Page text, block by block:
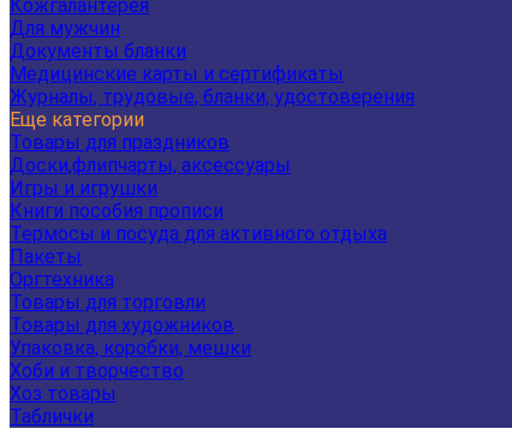
Кожгалантерея
Для мужчин
Документы бланки
Медицинские карты и сертификаты
Журналы, трудовые, бланки, удостоверения
Еще категории
Товары для праздников
Доски,флипчарты, аксессуары
Игры и игрушки
Книги пособия прописи
Термосы и посуда для активного отдыха
Пакеты
Оргтехника
Товары для торговли
Товары для художников
Упаковка, коробки, мешки
Хоби и творчество
Хоз товары
Таблички